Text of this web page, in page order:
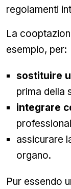
regolamenti
La
esempio, per:
sostituire
prima della
integrare
assicurare
organo.
Pur essendo